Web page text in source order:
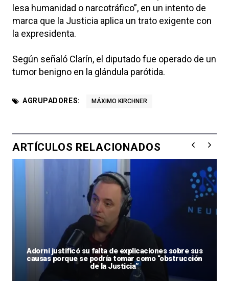
lesa humanidad o narcotráfico”, en un intento de
marca que la Justicia aplica un trato exigente con
la expresidenta.
Según señaló Clarín, el diputado fue operado de un
tumor benigno en la glándula parótida.
AGRUPADORES: MÁXIMO KIRCHNER
ARTÍCULOS RELACIONADOS
Adorni justificó su falta de explicaciones sobre sus
causas porque se podría tomar como “obstrucción
de la Justicia”